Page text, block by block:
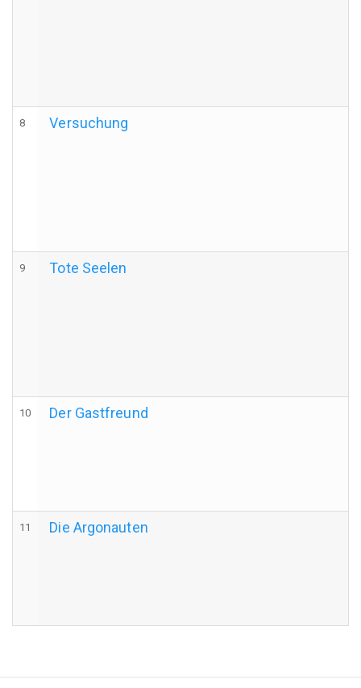
8 Versuchung
9 Tote Seelen
10 Der Gastfreund
11 Die Argonauten